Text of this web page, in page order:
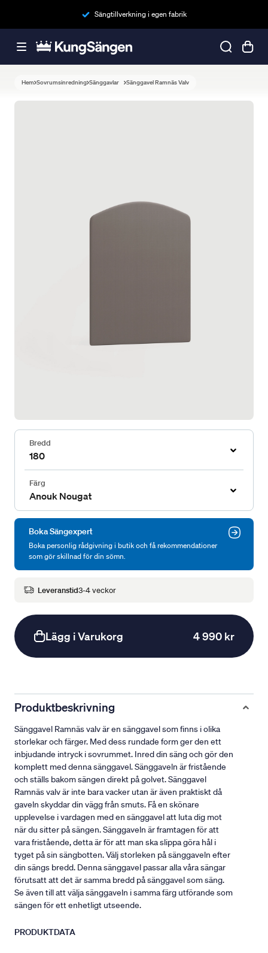
Sängtillverkning i egen fabrik
Hem Sovrumsinredning Sänggavlar Sänggavel Ramnäs Valv
Bredd
180
Färg
Anouk Nougat
Boka Sängexpert
Boka personlig rådgivning i butik och få rekommendationer
som gör skillnad för din sömn.
Leveranstid3-4 veckor
Lägg i Varukorg 4 990 kr
Produktbeskrivning
Sänggavel Ramnäs valv är en sänggavel som finns i olika
storlekar och färger. Med dess rundade form ger den ett
inbjudande intryck i sovrummet. Inred din säng och gör den
komplett med denna sänggavel. Sänggaveln är fristående
och ställs bakom sängen direkt på golvet. Sänggavel
Ramnäs valv är inte bara vacker utan är även praktiskt då
gaveln skyddar din vägg från smuts. Få en skönare
upplevelse i vardagen med en sänggavel att luta dig mot
när du sitter på sängen. Sänggaveln är framtagen för att
vara fristående, detta är för att man ska slippa göra hål i
tyget på sin sängbotten. Välj storleken på sänggaveln efter
din sängs bredd. Denna sänggavel passar alla våra sängar
förutsatt att det är samma bredd på sänggavel som säng.
Se även till att välja sänggaveln i samma färg utförande som
sängen för ett enhetligt utseende.
PRODUKTDATA